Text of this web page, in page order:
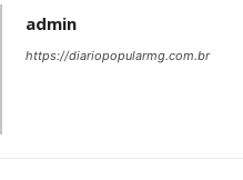
admin
https://diariopopularmg.com.br